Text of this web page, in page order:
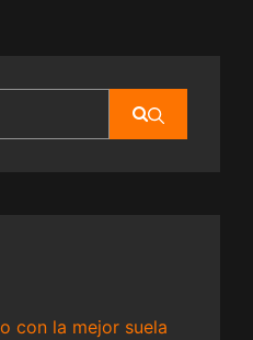
con la mejor suela